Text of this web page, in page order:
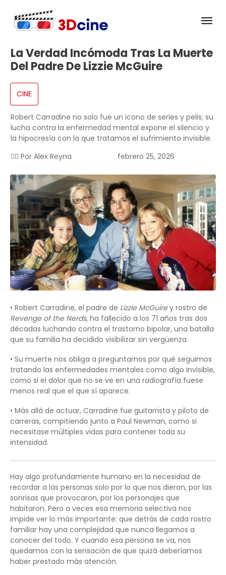
La Verdad Incómoda Tras La Muerte
Del Padre De Lizzie McGuire
CINE
Robert Carradine no solo fue un icono de series y pelis; su
lucha contra la enfermedad mental expone el silencio y
la hipocresía con la que tratamos el sufrimiento invisible.
✍🏻 Por Alex Reyna febrero 25, 2026
• Robert Carradine, el padre de Lizzie McGuirey rostro de
Revenge of the Nerds, ha fallecido a los 71 años tras dos
décadas luchando contra el trastorno bipolar, una batalla
que su familia ha decidido visibilizar sin vergüenza.
• Su muerte nos obliga a preguntarnos por qué seguimos
tratando las enfermedades mentales como algo invisible,
como si el dolor que no se ve en una radiografía fuese
menos real que el que sí aparece.
• Más allá de actuar, Carradine fue guitarrista y piloto de
carreras, compitiendo junto a Paul Newman, como si
necesitase múltiples vidas para contener toda su
intensidad.
Hay algo profundamente humano en la necesidad de
recordar a las personas solo por lo que nos dieron, por las
sonrisas que provocaron, por los personajes que
habitaron. Pero a veces esa memoria selectiva nos
impide ver lo más importante: que detrás de cada rostro
familiar hay una complejidad que nunca llegamos a
conocer del todo. Y cuando esa persona se va, nos
quedamos con la sensación de que quizá deberíamos
haber prestado más atención.